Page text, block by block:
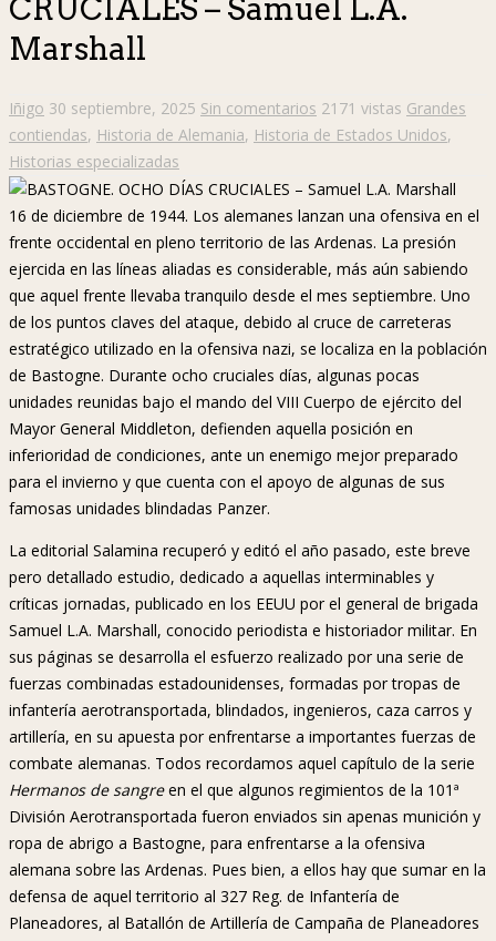
CRUCIALES – Samuel L.A.
Marshall
Iñigo 30 septiembre, 2025 Sin comentarios 2171 vistas Grandes
contiendas, Historia de Alemania, Historia de Estados Unidos,
Historias especializadas
16 de diciembre de 1944. Los alemanes lanzan una ofensiva en el
frente occidental en pleno territorio de las Ardenas. La presión
ejercida en las líneas aliadas es considerable, más aún sabiendo
que aquel frente llevaba tranquilo desde el mes septiembre. Uno
de los puntos claves del ataque, debido al cruce de carreteras
estratégico utilizado en la ofensiva nazi, se localiza en la población
de Bastogne. Durante ocho cruciales días, algunas pocas
unidades reunidas bajo el mando del VIII Cuerpo de ejército del
Mayor General Middleton, defienden aquella posición en
inferioridad de condiciones, ante un enemigo mejor preparado
para el invierno y que cuenta con el apoyo de algunas de sus
famosas unidades blindadas Panzer.
La editorial Salamina recuperó y editó el año pasado, este breve
pero detallado estudio, dedicado a aquellas interminables y
críticas jornadas, publicado en los EEUU por el general de brigada
Samuel L.A. Marshall, conocido periodista e historiador militar. En
sus páginas se desarrolla el esfuerzo realizado por una serie de
fuerzas combinadas estadounidenses, formadas por tropas de
infantería aerotransportada, blindados, ingenieros, caza carros y
artillería, en su apuesta por enfrentarse a importantes fuerzas de
combate alemanas. Todos recordamos aquel capítulo de la serie
Hermanos de sangreen el que algunos regimientos de la 101ª
División Aerotransportada fueron enviados sin apenas munición y
ropa de abrigo a Bastogne, para enfrentarse a la ofensiva
alemana sobre las Ardenas. Pues bien, a ellos hay que sumar en la
defensa de aquel territorio al 327 Reg. de Infantería de
Planeadores, al Batallón de Artillería de Campaña de Planeadores